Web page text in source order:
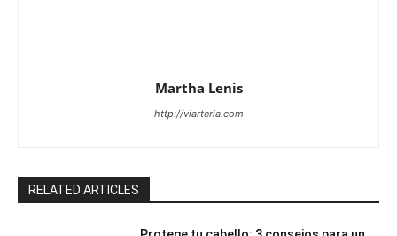
Martha Lenis
http://viarteria.com
RELATED ARTICLES